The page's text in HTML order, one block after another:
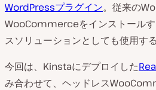
WordPressプラグイン。従来の
WooCommerceをインストール
スソリューションとしても使用す
今回は、Kinstaにデプロイした
み合わせて、ヘッドレス